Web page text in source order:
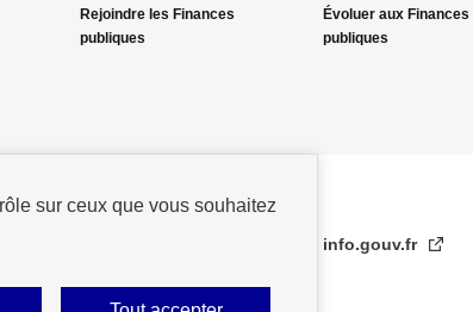
sur ceux que vous souhaitez
Rejoindre les Finances
publiques
Évoluer aux Finances
publiques
info.gouv.fr